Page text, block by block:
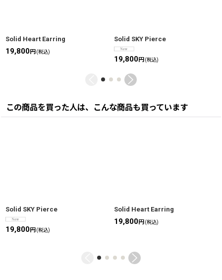
Solid Heart Earring
19,800円 (税込)
Solid SKY Pierce
19,800円 (税込)
この商品を買った人は、こんな商品も買っています
Solid SKY Pierce
19,800円 (税込)
Solid Heart Earring
19,800円 (税込)